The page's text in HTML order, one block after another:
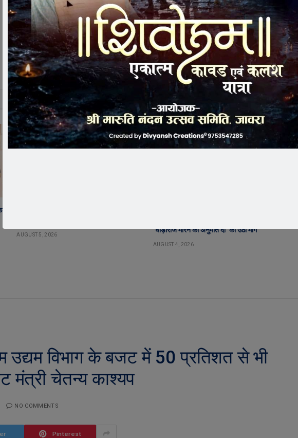
AUGUST 5, 2026
‘घोड़ारोज मारने की अनुमति दो’ की उठी मांग
AUGUST 4, 2026
उद्यम विभाग के बजट में 50 प्रतिशत से भी
मंत्री चेतन्य काश्यप
NO COMMENTS
Pinterest